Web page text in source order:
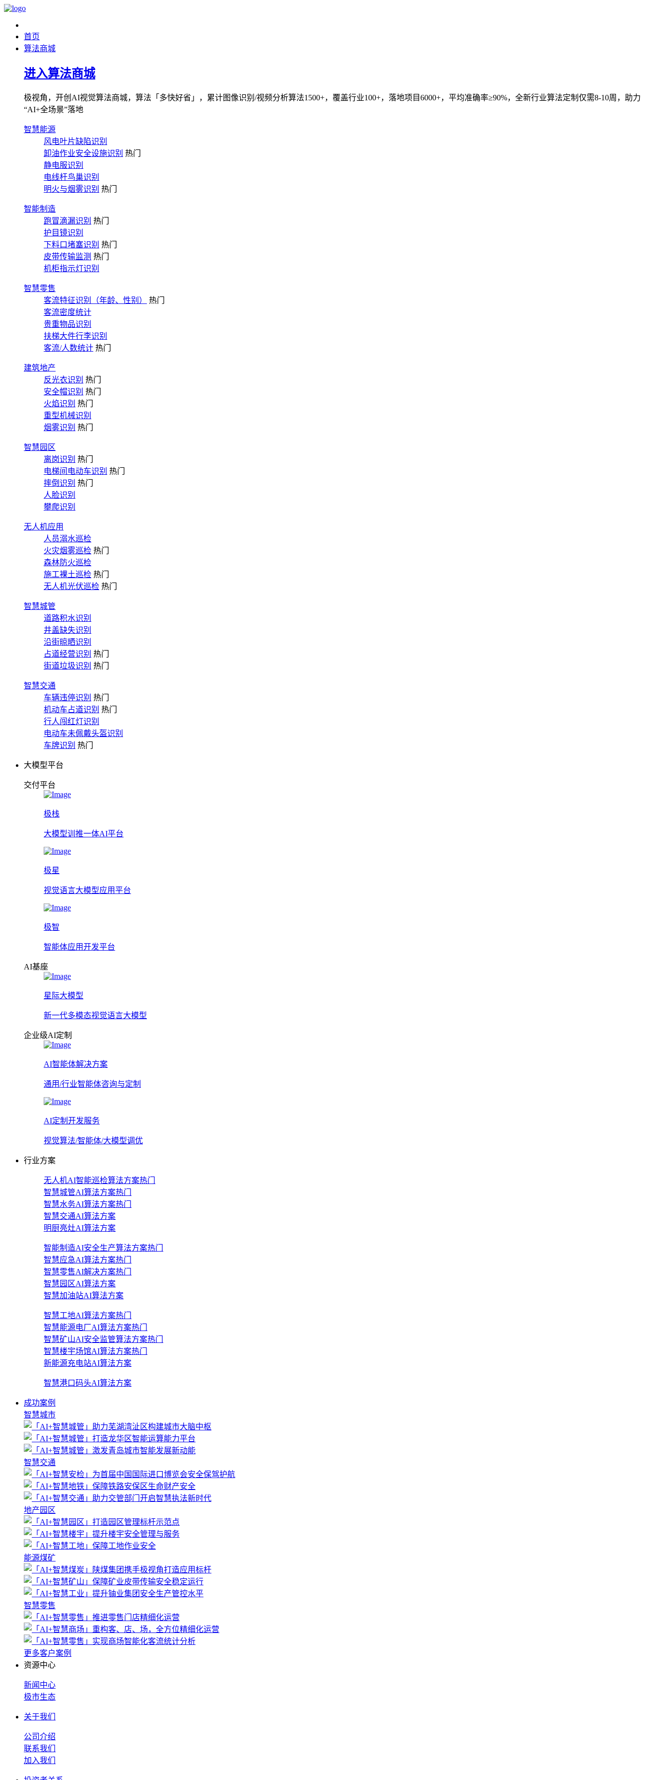
首页
算法商城
进入算法商城
极视角，开创AI视觉算法商城，算法「多快好省」，累计图像识别/视频分析算法1500+，覆盖行业100+，落地项目6000+，平均准确率≥90%，全新行业算法定制仅需8-10周，助力
“AI+全场景”落地
智慧能源
风电叶片缺陷识别
卸油作业安全设施识别 热门
静电服识别
电线杆鸟巢识别
明火与烟雾识别 热门
智能制造
跑冒滴漏识别 热门
护目镜识别
下料口堵塞识别 热门
皮带传输监测 热门
机柜指示灯识别
智慧零售
客流特征识别（年龄、性别）
热门
客流密度统计
贵重物品识别
扶梯大件行李识别
客流/人数统计 热门
建筑地产
反光衣识别 热门
安全帽识别 热门
火焰识别 热门
重型机械识别
烟雾识别 热门
智慧园区
离岗识别 热门
电梯间电动车识别 热门
摔倒识别 热门
人脸识别
攀爬识别
无人机应用
人员溺水巡检
火灾烟雾巡检 热门
森林防火巡检
施工裸土巡检 热门
无人机光伏巡检 热门
智慧城管
道路积水识别
井盖缺失识别
沿街晾晒识别
占道经营识别 热门
街道垃圾识别 热门
智慧交通
车辆违停识别 热门
机动车占道识别 热门
行人闯红灯识别
电动车未佩戴头盔识别
车牌识别 热门
大模型平台
交付平台
极栈
大模型训推一体AI平台
极星
视觉语言大模型应用平台
极智
智能体应用开发平台
AI基座
星际大模型
新一代多模态视觉语言大模型
企业级AI定制
AI智能体解决方案
通用/行业智能体咨询与定制
AI定制开发服务
视觉算法/智能体/大模型调优
行业方案
无人机AI智能巡检算法方案热门
智慧城管AI算法方案热门
智慧水务AI算法方案热门
智慧交通AI算法方案
明厨亮灶AI算法方案
智能制造AI安全生产算法方案热门
智慧应急AI算法方案热门
智慧零售AI解决方案热门
智慧园区AI算法方案
智慧加油站AI算法方案
智慧工地AI算法方案热门
智慧能源电厂AI算法方案热门
智慧矿山AI安全监管算法方案热门
智慧楼宇场馆AI算法方案热门
新能源充电站AI算法方案
智慧港口码头AI算法方案
成功案例
智慧城市
智慧交通
地产园区
能源煤矿
智慧零售
更多客户案例
资源中心
新闻中心
极市生态
关于我们
公司介绍
联系我们
加入我们